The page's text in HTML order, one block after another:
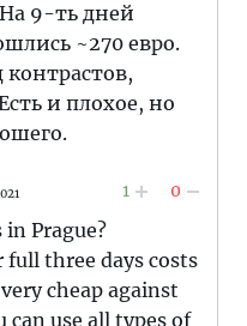
9-ть дней
~270 евро.
контрастов,
и плохое, но
1 0
in Prague?
three days costs
cheap against
can use all types of